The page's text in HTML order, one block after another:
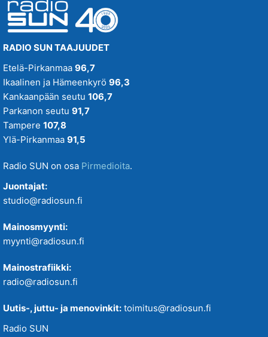
RADIO SUN TAAJUUDET
Etelä-Pirkanmaa 96,7
Ikaalinen ja Hämeenkyrö 96,3
Kankaanpään seutu 106,7
Parkanon seutu 91,7
Tampere 107,8
Ylä-Pirkanmaa 91,5
Radio SUN on osa Pirmedioita.
Juontajat:
studio@radiosun.fi
Mainosmyynti:
myynti@radiosun.fi
Mainostrafiikki:
radio@radiosun.fi
Uutis-, juttu- ja menovinkit: toimitus@radiosun.fi
Radio SUN